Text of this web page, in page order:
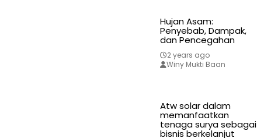
Hujan Asam:
Penyebab, Dampak,
dan Pencegahan
2 years ago
Winy Mukti Baan
Atw solar dalam
memanfaatkan
tenaga surya sebagai
bisnis berkelanjut